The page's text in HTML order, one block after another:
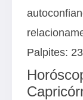
Palpites: